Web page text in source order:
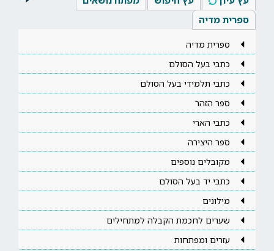
ספרית מדיה
ספרית מדיה
כתבי בעל הסולם
כתבי תלמידי בעל הסולם
ספר הזהר
כתבי הארי
ספר היצירה
מקובלים נוספים
כתבי יד בעל הסולם
מילונים
שערים לחכמת הקבלה למתחילים
עזרים ומפתחות